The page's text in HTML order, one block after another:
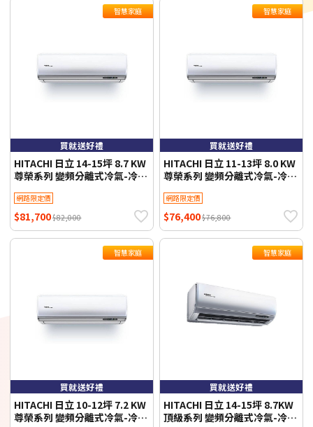
智慧家庭
買就送好禮
HITACHI 日立 14-15坪 8.7 KW
尊榮系列 變頻分離式冷氣-冷暖
基本安裝+舊機回收 不需跨區費
網路限定價
$81,700$82,000
智慧家庭
買就送好禮
HITACHI 日立 11-13坪 8.0 KW
尊榮系列 變頻分離式冷氣-冷暖
基本安裝+舊機回收 不需跨區費
網路限定價
$76,400$76,800
智慧家庭
買就送好禮
HITACHI 日立 10-12坪 7.2 KW
尊榮系列 變頻分離式冷氣-冷暖
智慧家庭
買就送好禮
HITACHI 日立 14-15坪 8.7KW
頂級系列 變頻分離式冷氣-冷暖